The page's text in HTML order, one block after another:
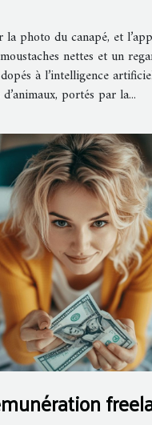
photo du canapé, et
nettes et un
à l’intelligence
portés par la...